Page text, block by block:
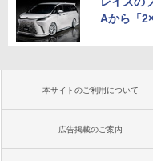
Aから「
本サイトのご利用について
広告掲載のご案内